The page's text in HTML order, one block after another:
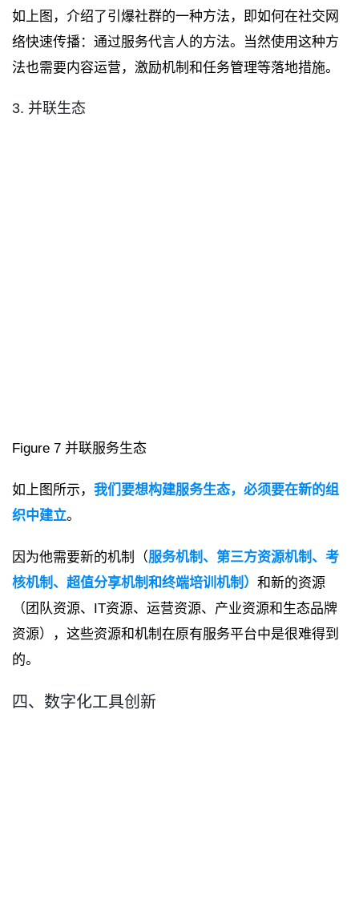
如上图，介绍了引爆社群的一种方法，即如何在社交网
络快速传播：通过服务代言人的方法。当然使用这种方
法也需要内容运营，激励机制和任务管理等落地措施。
3. 并联生态
Figure 7 并联服务生态
如上图所示， 我们要想构建服务生态，必须要在新的组
织中建立。
因为他需要新的机制（服务机制、第三方资源机制、考
核机制、超值分享机制和终端培训机制） 和新的资源
（团队资源、IT资源、运营资源、产业资源和生态品牌
资源），这些资源和机制在原有服务平台中是很难得到
的。
四、数字化工具创新